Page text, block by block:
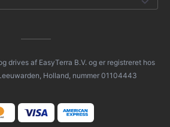
drives af EasyTerra B.V. og er registreret hos
Holland, nummer 01104443